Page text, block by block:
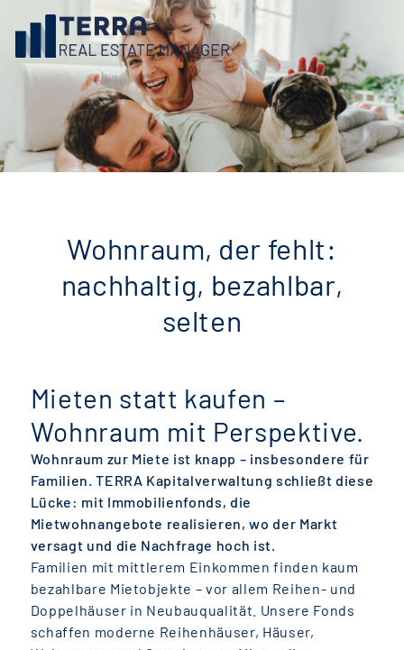
Wohnraum, der fehlt:
nachhaltig, bezahlbar,
selten
Mieten statt kaufen –
Wohnraum mit Perspektive.
Wohnraum zur Miete ist knapp – insbesondere für
Familien. TERRA Kapitalverwaltung schließt diese
Lücke: mit Immobilienfonds, die
Mietwohnangebote realisieren, wo der Markt
versagt und die Nachfrage hoch ist.
Familien mit mittlerem Einkommen finden kaum
bezahlbare Mietobjekte – vor allem Reihen- und
Doppelhäuser in Neubauqualität. Unsere Fonds
schaffen moderne Reihenhäuser, Häuser,